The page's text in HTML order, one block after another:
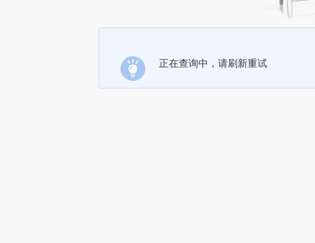
正在查询中，请刷新重试